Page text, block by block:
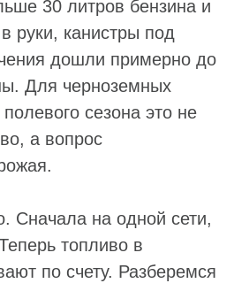
30 литров бензина и
руки, канистры под
дошли примерно до
Для черноземных
сезона это не
а вопрос
Сначала на одной сети,
топливо в
по счету. Разберемся